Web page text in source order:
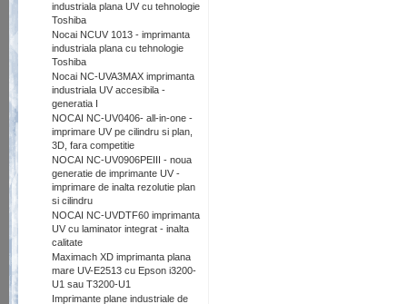
industriala plana UV cu tehnologie
Toshiba
Nocai NCUV 1013 - imprimanta
industriala plana cu tehnologie
Toshiba
Nocai NC-UVA3MAX imprimanta
industriala UV accesibila -
generatia I
NOCAI NC-UV0406- all-in-one -
imprimare UV pe cilindru si plan,
3D, fara competitie
NOCAI NC-UV0906PEIII - noua
generatie de imprimante UV -
imprimare de inalta rezolutie plan
si cilindru
NOCAI NC-UVDTF60 imprimanta
UV cu laminator integrat - inalta
calitate
Maximach XD imprimanta plana
mare UV-E2513 cu Epson i3200-
U1 sau T3200-U1
Imprimante plane industriale de